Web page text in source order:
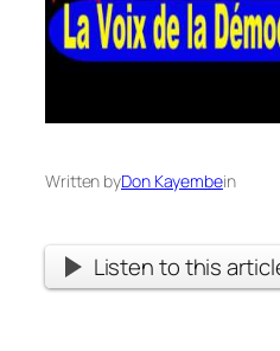
Written byDon Kayembein
Listen to this